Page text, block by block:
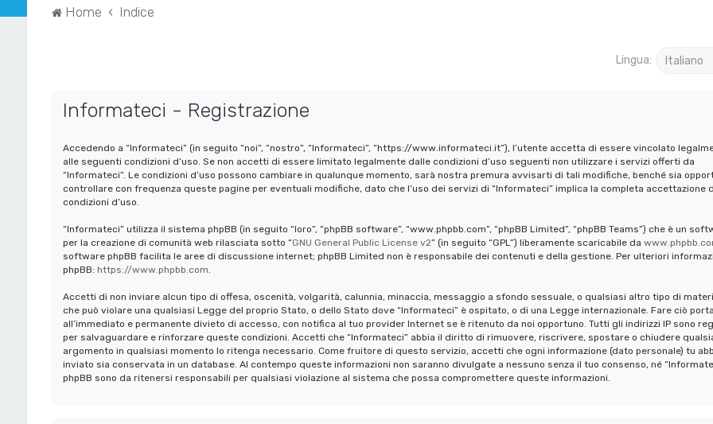
Home Indice
Lingua:
Informateci - Registrazione
Accedendo a “Informateci” (in seguito “noi”, “nostro”, “Informateci”, “https://www.informateci.it”), l’utente accetta di essere vincolato
alle seguenti condizioni d’uso. Se non accetti di essere limitato legalmente dalle condizioni d’uso seguenti non utilizzare i servizi offerti da
“Informateci”. Le condizioni d’uso possono cambiare in qualunque momento, sarà nostra premura avvisarti di tali modifiche, benché sia
controllare con frequenza queste pagine per eventuali modifiche, dato che l’uso dei servizi di “Informateci” implica la completa accettazione
condizioni d’uso.
“Informateci” utilizza il sistema phpBB (in seguito “loro”, “phpBB software”, “www.phpbb.com”, “phpBB Limited”, “phpBB Teams”) che è un
per la creazione di comunità web rilasciata sotto “GNU General Public License v2” (in seguito “GPL”) liberamente scaricabile da
software phpBB facilita le aree di discussione internet; phpBB Limited non è responsabile dei contenuti e della gestione. Per ulteriori
phpBB: https://www.phpbb.com.
Accetti di non inviare alcun tipo di offesa, oscenità, volgarità, calunnia, minaccia, messaggio a sfondo sessuale, o qualsiasi altro tipo di
che può violare una qualsiasi Legge del proprio Stato, o dello Stato dove “Informateci” è ospitato, o di una Legge internazionale. Fare ciò porta
all’immediato e permanente divieto di accesso, con notifica al tuo provider Internet se è ritenuto da noi opportuno. Tutti gli indirizzi IP sono
per salvaguardare e rinforzare queste condizioni. Accetti che “Informateci” abbia il diritto di rimuovere, riscrivere, spostare o chiudere
argomento in qualsiasi momento lo ritenga necessario. Come fruitore di questo servizio, accetti che ogni informazione (dato personale) tu
inviato sia conservata in un database. Al contempo queste informazioni non saranno divulgate a nessuno senza il tuo consenso, né
phpBB sono da ritenersi responsabili per qualsiasi violazione al sistema che possa compromettere queste informazioni.